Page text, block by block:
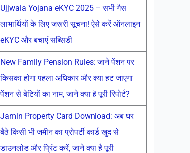
Ujjwala Yojana eKYC 2025 – सभी गैस
लाभार्थियों के लिए जरूरी सूचना! ऐसे करें ऑनलाइन
eKYC और बचाएं सब्सिडी
New Family Pension Rules: जाने पेंशन पर
किसका होगा पहला अधिकार और क्या हट जाएगा
पेंशन से बेटियों का नाम, जाने क्या है पूरी रिपोर्ट?
Jamin Property Card Download: अब घर
बैठे किसी भी जमीन का प्रोपर्टी कार्ड खुद से
डाउनलोड और प्रिंट करें, जाने क्या है पूरी